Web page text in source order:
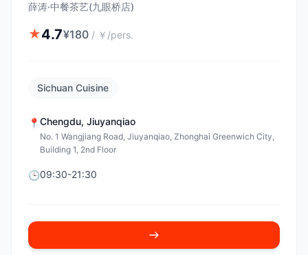
薛涛·中餐茶艺(九眼桥店)
★4.7¥180 / ￥/pers.
Sichuan Cuisine
📍 Chengdu, Jiuyanqiao
No. 1 Wangjiang Road, Jiuyanqiao, Zhonghai Greenwich City,
Building 1, 2nd Floor
🕒09:30-21:30